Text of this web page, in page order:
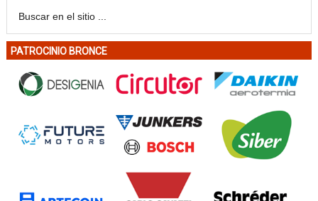
PATROCINIO BRONCE